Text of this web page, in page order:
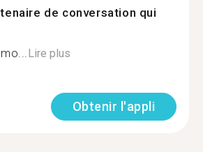
de conversation qui
Lire plus
Obtenir l'appli